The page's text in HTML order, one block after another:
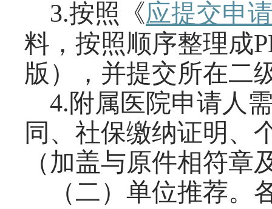
3.按照《应提交申
料，按照顺序整理成
版），并提交所在二
4.附属医院申请人
同、社保缴纳证明、
（加盖与原件相符章
（二）单位推荐